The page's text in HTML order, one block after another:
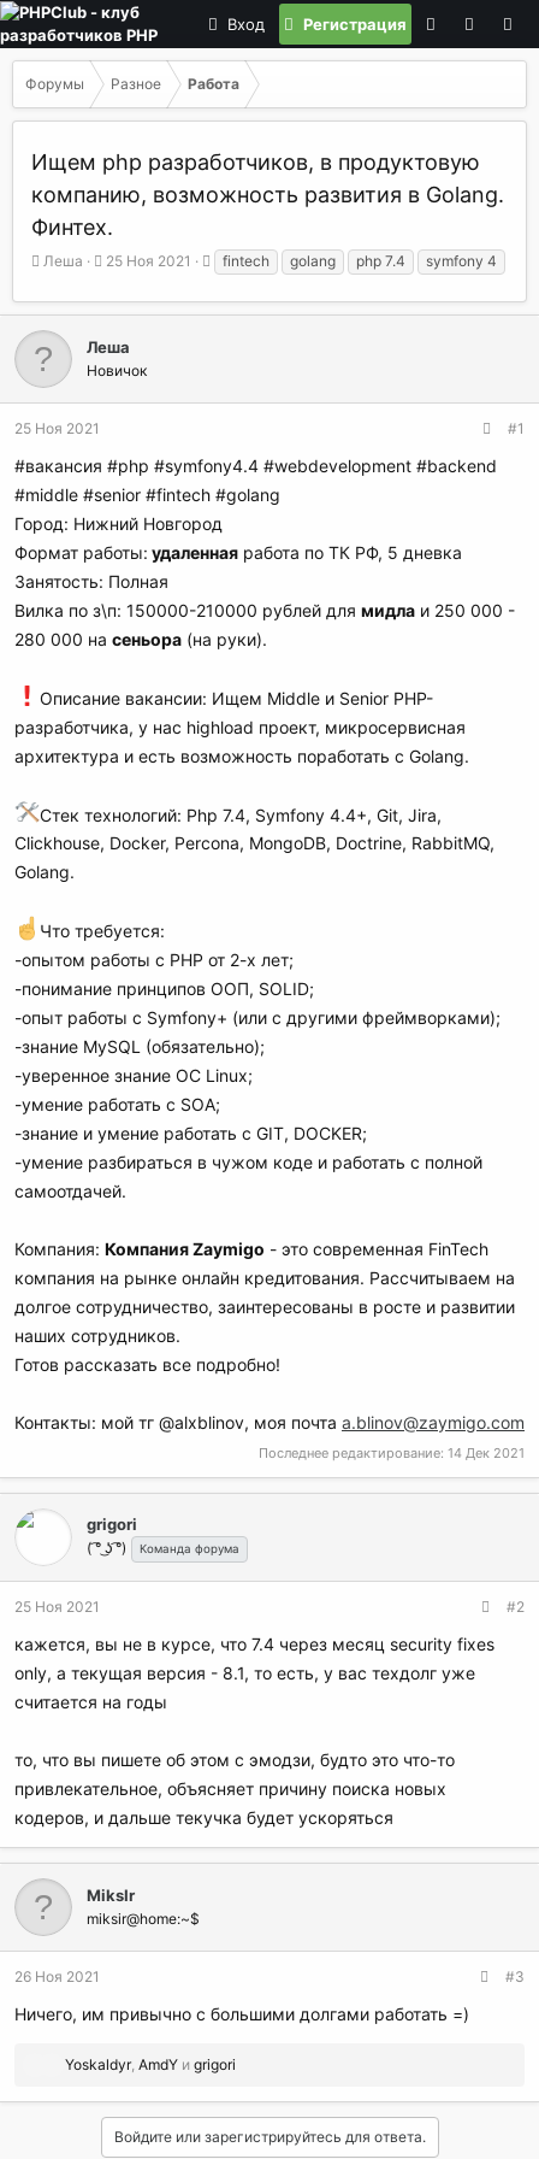
Вход Регистрация
Форумы Разное Работа
Ищем php разработчиков, в продуктовую
компанию, возможность развития в Golang.
Финтех.
А
т
р
т
е
ы
Леша
Д
т
н
а
25 Ноя 2021
е
г
fintech golang php 7.4 symfony 4
Леша
Новичок
25 Ноя 2021 #1
#вакансия #php #symfony4.4 #webdevelopment #backend
#middle #senior #fintech #golang
Город: Нижний Новгород
Формат работы: удаленная работа по ТК РФ, 5 дневка
Занятость: Полная
Вилка по з\п: 150000-210000 рублей для мидла и 250 000 -
280 000 на сеньора (на руки).
Описание вакансии: Ищем Middle и Senior PHP-
разработчика, у нас highload проект, микросервисная
архитектура и есть возможность поработать с Golang.
Стек технологий: Php 7.4, Symfony 4.4+, Git, Jira,
Clickhouse, Docker, Percona, MongoDB, Doctrine, RabbitMQ,
Golang.
Что требуется:
-опытом работы с PHP от 2-х лет;
-понимание принципов ООП, SOLID;
-опыт работы с Symfony+ (или с другими фреймворками);
-знание MySQL (обязательно);
-уверенное знание ОС Linux;
-умение работать с SOA;
-знание и умение работать с GIT, DOCKER;
-умение разбираться в чужом коде и работать с полной
самоотдачей.
Компания: Компания Zaymigo - это современная FinTech
компания на рынке онлайн кредитования. Рассчитываем на
долгое сотрудничество, заинтересованы в росте и развитии
наших сотрудников.
Готов рассказать все подробно!
Контакты: мой тг @alxblinov, моя почта a.blinov@zaymigo.com
Последнее редактирование: 14 Дек 2021
grigori
( ͡° ͜ʖ ͡°) Команда форума
25 Ноя 2021 #2
кажется, вы не в курсе, что 7.4 через месяц security fixes
only, а текущая версия - 8.1, то есть, у вас техдолг уже
считается на годы
то, что вы пишете об этом с эмодзи, будто это что-то
привлекательное, объясняет причину поиска новых
кодеров, и дальше текучка будет ускоряться
MiksIr
miksir@home:~$
26 Ноя 2021 #3
Ничего, им привычно с большими долгами работать =)
Р
а
Yoskaldyr, AmdY и grigori
Войдите или зарегистрируйтесь для ответа.